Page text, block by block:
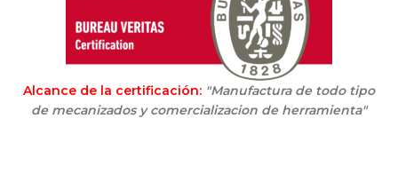
Alcance de la certificación: "Manufactura de todo tipo
de mecanizados y comercializacion de herramienta"